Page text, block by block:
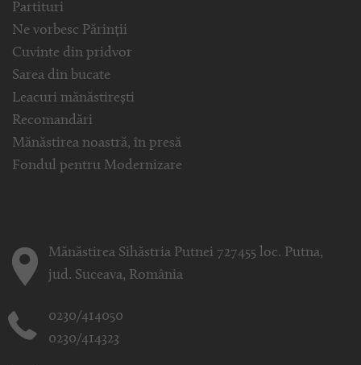
Partituri
Ne vorbesc Părinții
Cuvinte din pridvor
Sarea din bucate
Leacuri mănăstirești
Recomandări
Mănăstirea noastră, în presă
Fondul pentru Modernizare
Mănăstirea Sihăstria Putnei 727455 loc. Putna,
jud. Suceava, România
0230/414050
0230/414323